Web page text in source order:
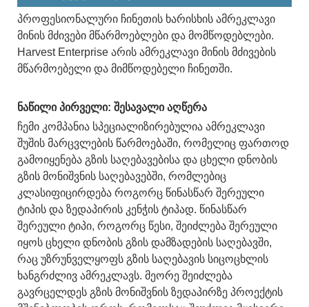
პროფესიონალური ჩინეთის ხარისხის ამრეკლავი
მინის მძივები მწარმოებლები და მომწოდებლები.
Harvest Enterprise არის ამრეკლავი მინის მძივების
მწარმოებელი და მიმწოდებელი ჩინეთში.
ნაწილი პირველი: შესავალი აღწერა
ჩემი კომპანია სპეციალიზირებულია ამრეკლავი
შუშის მარცვლების წარმოებაში, რომელიც ფართოდ
გამოიყენება გზის საღებავებისა და ცხელი დნობის
გზის მონიშვნის საღებავებში, რომლებიც
კლასიფიცირდება როგორც წინასწარ შერეული
ტიპის და ზედაპირის კენჭის ტიპად. წინასწარ
შერეული ტიპი, როგორც წესი, შეიძლება შერეული
იყოს ცხელი დნობის გზის დამზადების საღებავში,
რაც უზრუნველყოფს გზის საღებავის სიცოცხლის
ხანგრძლივ ამრეკლავს. მეორე შეიძლება
გავრცელდეს გზის მონიშვნის ზედაპირზე პროექტის